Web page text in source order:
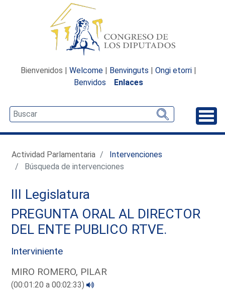
Bienvenidos | Welcome | Benvinguts | Ongi etorri |
Benvidos
Enlaces
Actividad Parlamentaria
Intervenciones
Búsqueda de intervenciones
III Legislatura
PREGUNTA ORAL AL DIRECTOR
DEL ENTE PUBLICO RTVE.
Interviniente
MIRO ROMERO, PILAR
(00:01:20 a 00:02:33)